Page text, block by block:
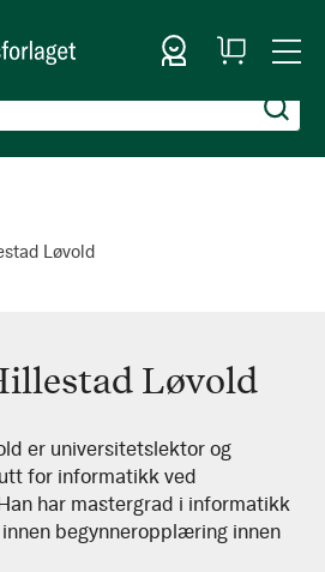
Logg inn
Handlekurv
Løvold
Løvold
er universitetslektor og
for informatikk ved
har mastergrad i informatikk
begynneropplæring innen